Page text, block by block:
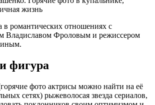
в романтических отношениях с
Владиславом Фроловым и режиссером
фигура
фото актрисы можно найти на её
сетях) рыжеволосая звезда сериалов,